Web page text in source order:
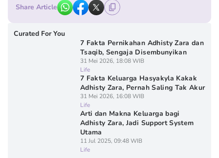
Share Article
Curated For You
7 Fakta Pernikahan Adhisty Zara dan
Tsaqib, Sengaja Disembunyikan
31 Mei 2026, 18:08 WIB
Life
7 Fakta Keluarga Hasyakyla Kakak
Adhisty Zara, Pernah Saling Tak Akur
31 Mei 2026, 16:08 WIB
Life
Arti dan Makna Keluarga bagi
Adhisty Zara, Jadi Support System
Utama
11 Jul 2025, 09:48 WIB
Life